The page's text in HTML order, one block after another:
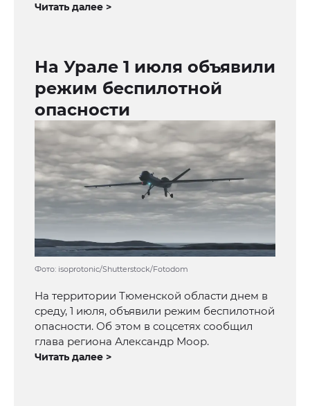
Читать далее >
На Урале 1 июля объявили
режим беспилотной
опасности
Фото: isoprotonic/Shutterstock/Fotodom
На территории Тюменской области днем в
среду, 1 июля, объявили режим беспилотной
опасности. Об этом в соцсетях сообщил
глава региона Александр Моор.
Читать далее >